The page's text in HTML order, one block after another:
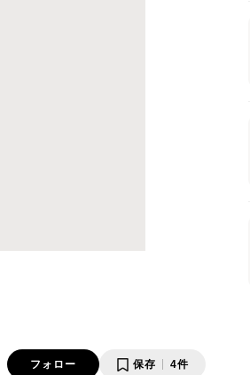
フォロー 保存 4件